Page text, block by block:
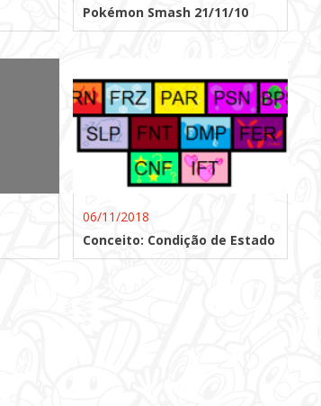
Pokémon Smash 21/11/10
06/11/2018
Conceito: Condição de Estado